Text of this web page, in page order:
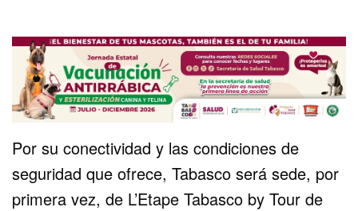
Por su conectividad y las condiciones de
seguridad que ofrece, Tabasco será sede, por
primera vez, de L’Etape Tabasco by Tour de